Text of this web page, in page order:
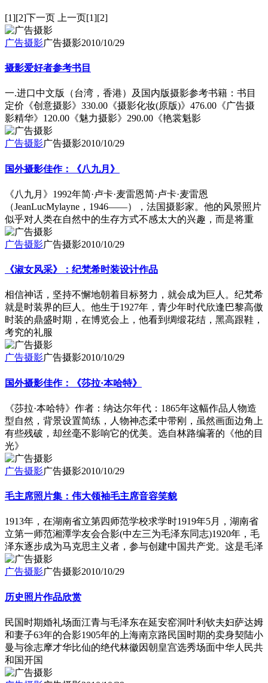
[1][2]下一页 上一页[1][2]
广告摄影广告摄影2010/10/29
摄影爱好者参考书目
一.进口中文版（台湾，香港）及国内版摄影参考书籍：书目
定价《创意摄影》330.00《摄影化妆(原版)》476.00《广告摄
影精华》120.00《魅力摄影》290.00《艳裳魁影
广告摄影广告摄影2010/10/29
国外摄影佳作：《八九月》
《八九月》1992年简·卢卡·麦雷恩简·卢卡·麦雷恩
（JeanLucMylayne，1946——），法国摄影家。他的风景照片
似乎对人类在自然中的生存方式不感太大的兴趣，而是将重
广告摄影广告摄影2010/10/29
《淑女风采》：纪梵希时装设计作品
相信神话，坚持不懈地朝着目标努力，就会成为巨人。纪梵希
就是时装界的巨人。他生于1927年，青少年时代欣逢巴黎高傲
时装的鼎盛时期，在博览会上，他看到绸缎花结，黑高跟鞋，
考究的礼服
广告摄影广告摄影2010/10/29
国外摄影佳作：《莎拉·本哈特》
《莎拉·本哈特》作者：纳达尔年代：1865年这幅作品人物造
型自然，背景设置简练，人物神态柔中带刚，虽然画面边角上
有些残破，却丝毫不影响它的优美。选自林路编著的《他的目
光》
广告摄影广告摄影2010/10/29
毛主席照片集：伟大领袖毛主席音容笑貌
1913年，在湖南省立第四师范学校求学时1919年5月，湖南省
立第一师范湘潭学友会合影(中左三为毛泽东同志)1920年，毛
泽东逐步成为马克思主义者，参与创建中国共产党。这是毛泽
广告摄影广告摄影2010/10/29
历史照片作品欣赏
民国时期婚礼场面江青与毛泽东在延安窑洞叶利钦夫妇萨达姆
和妻子63年的合影1905年的上海南京路民国时期的卖身契陆小
曼与徐志摩才华比仙的绝代林徽因朝皇宫选秀场面中华人民共
和国开国